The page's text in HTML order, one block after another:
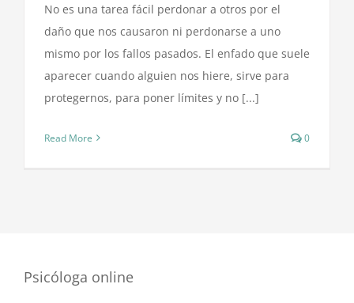
No es una tarea fácil perdonar a otros por el
daño que nos causaron ni perdonarse a uno
mismo por los fallos pasados. El enfado que suele
aparecer cuando alguien nos hiere, sirve para
protegernos, para poner límites y no [...]
Read More 0
Psicóloga online